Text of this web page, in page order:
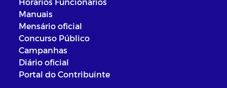
Manuais
Mensário oficial
Concurso Público
Campanhas
Diário oficial
Portal do Contribuinte